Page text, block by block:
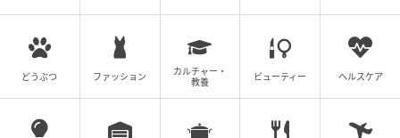
どうぶつ ファッション
カルチャー・
教養
ビューティー ヘルスケア